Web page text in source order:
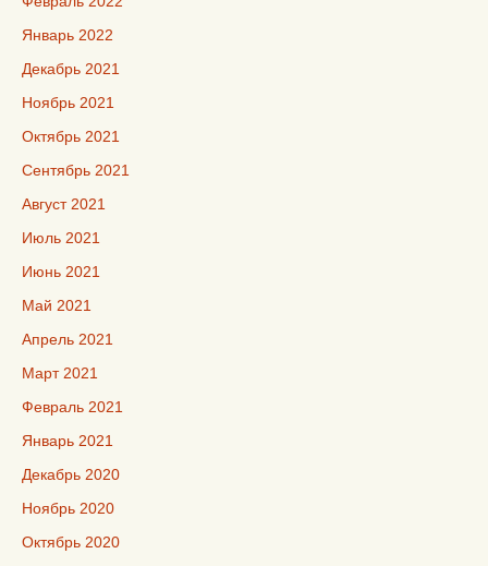
Январь 2022
Декабрь 2021
Ноябрь 2021
Октябрь 2021
Сентябрь 2021
Август 2021
Июль 2021
Июнь 2021
Май 2021
Апрель 2021
Март 2021
Февраль 2021
Январь 2021
Декабрь 2020
Ноябрь 2020
Октябрь 2020